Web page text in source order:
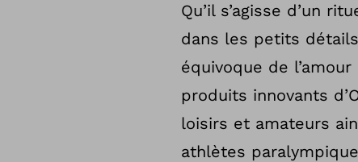
Qu’il s’agisse d’un
dans les petits
équivoque de
produits innovants
loisirs et amateurs
athlètes